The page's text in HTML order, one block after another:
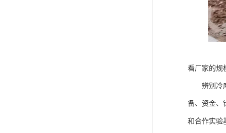
看厂家的规
辨别冷库
备、资金、
和合作实验